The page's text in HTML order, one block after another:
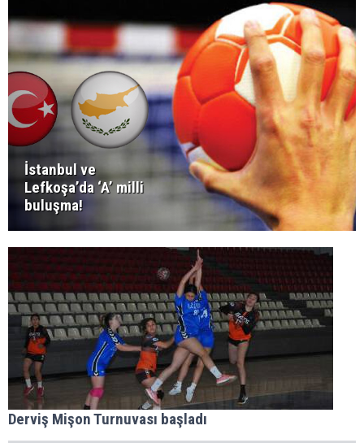
İstanbul ve
Lefkoşa’da ‘A’ milli
buluşma!
Derviş Mişon Turnuvası başladı